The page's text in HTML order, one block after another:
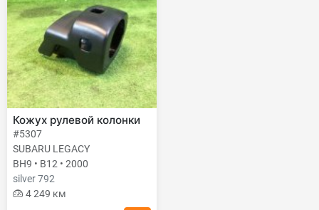
Кожух рулевой колонки
#5307
SUBARU LEGACY
BH9 • B12 • 2000
silver 792
4 249 км